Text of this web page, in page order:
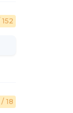
/ 18